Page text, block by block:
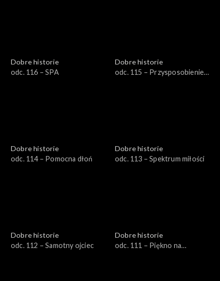
Dobre historie
odc. 116 – SPA
Dobre historie
odc. 115 – Przysposobienie
Dobre historie
odc. 114 – Pomocna dłoń
Dobre historie
odc. 113 – Spektrum miłości
Dobre historie
odc. 112 – Samotny ojciec
Dobre historie
odc. 111 – Piękno na